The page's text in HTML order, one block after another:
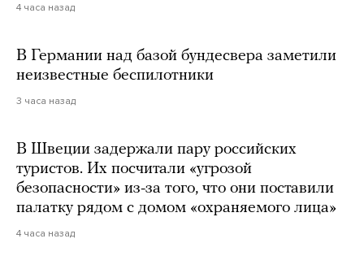
4 часа назад
В Германии над базой бундесвера заметили
неизвестные беспилотники
3 часа назад
В Швеции задержали пару российских
туристов. Их посчитали «угрозой
безопасности» из-за того, что они поставили
палатку рядом с домом «охраняемого лица»
4 часа назад